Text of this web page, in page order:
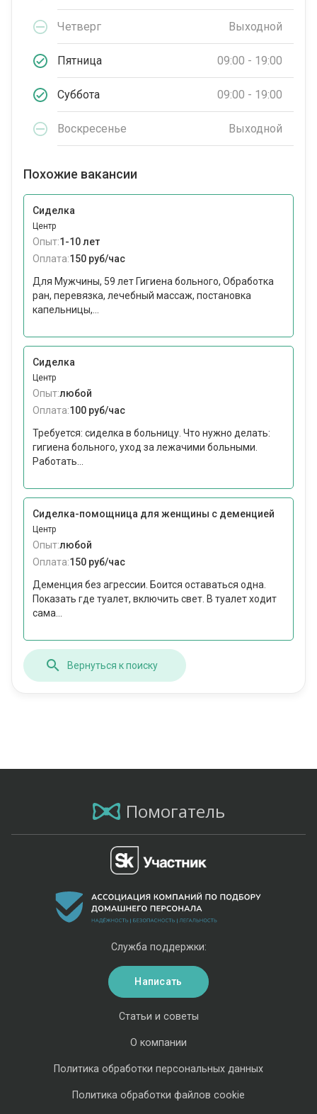
Четверг Выходной
Пятница 09:00 - 19:00
Суббота 09:00 - 19:00
Воскресенье Выходной
Похожие вакансии
Сиделка
Центр
Опыт:1-10 лет
Оплата:150 руб/час
Для Мужчины, 59 лет Гигиена больного, Обработка
ран, перевязка, лечебный массаж, постановка
капельницы,...
Сиделка
Центр
Опыт:любой
Оплата:100 руб/час
Требуется: сиделка в больницу. Что нужно делать:
гигиена больного, уход за лежачими больными.
Работать...
Сиделка-помощница для женщины с деменцией
Центр
Опыт:любой
Оплата:150 руб/час
Деменция без агрессии. Боится оставаться одна.
Показать где туалет, включить свет. В туалет ходит
сама...
Вернуться к поиску
Помогатель
Статьи и советы
О компании
Политика обработки персональных данных
Политика обработки файлов cookie
Служба поддержки:
Написать